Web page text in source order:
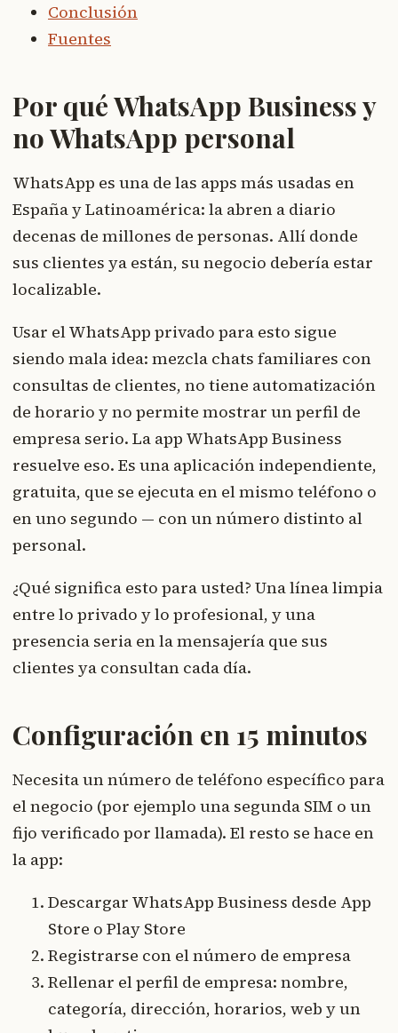
Conclusión
Fuentes
Por qué WhatsApp Business y
no WhatsApp personal
WhatsApp es una de las apps más usadas en
España y Latinoamérica: la abren a diario
decenas de millones de personas. Allí donde
sus clientes ya están, su negocio debería estar
localizable.
Usar el WhatsApp privado para esto sigue
siendo mala idea: mezcla chats familiares con
consultas de clientes, no tiene automatización
de horario y no permite mostrar un perfil de
empresa serio. La app WhatsApp Business
resuelve eso. Es una aplicación independiente,
gratuita, que se ejecuta en el mismo teléfono o
en uno segundo — con un número distinto al
personal.
¿Qué significa esto para usted? Una línea limpia
entre lo privado y lo profesional, y una
presencia seria en la mensajería que sus
clientes ya consultan cada día.
Configuración en 15 minutos
Necesita un número de teléfono específico para
el negocio (por ejemplo una segunda SIM o un
fijo verificado por llamada). El resto se hace en
la app:
Descargar WhatsApp Business desde App
Store o Play Store
Registrarse con el número de empresa
Rellenar el perfil de empresa: nombre,
categoría, dirección, horarios, web y un